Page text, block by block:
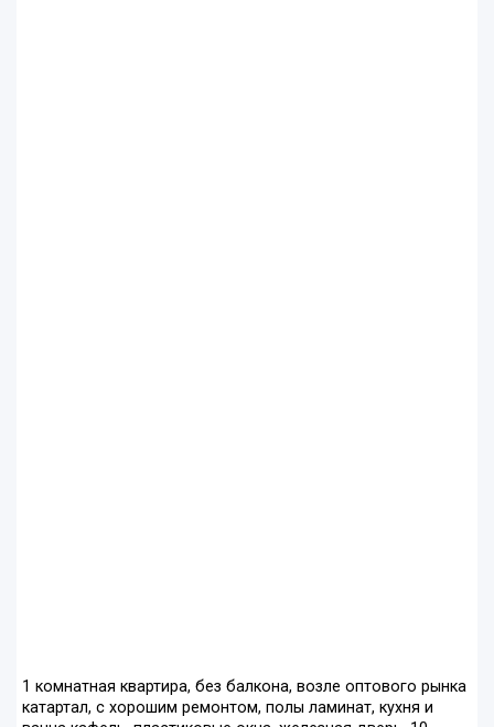
1 комнатная квартира, без балкона, возле оптового рынка
катартал, с хорошим ремонтом, полы ламинат, кухня и